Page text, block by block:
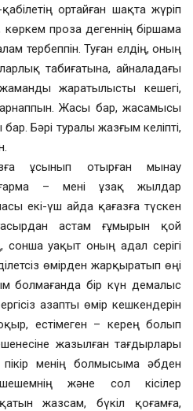
ортайған шақта жүріп
проза дегеннің біршама
тербеппін. Туған елдің, оның
табиғатына, айналадағы
жаратылысты кешегі,
арнаппын. Жасы бар, жасамысы
Бәрі туралы жазғым келіпті,
ұсынып отырған мынау
– мені ұзақ жылдар
екі-үш айда қағазға түскен
астам ғұмырын қой
сонша уақыт оның адал серігі
өмірден жарқыратып өңі
болмағанда бір күн демалыс
азапты өмір кешкендерін
естімеген – керең болып
жазылған тағдырлары
менің болмысыма әбден
шешемнің және сол кісілер
жазсам, бүкіл қоғамға,